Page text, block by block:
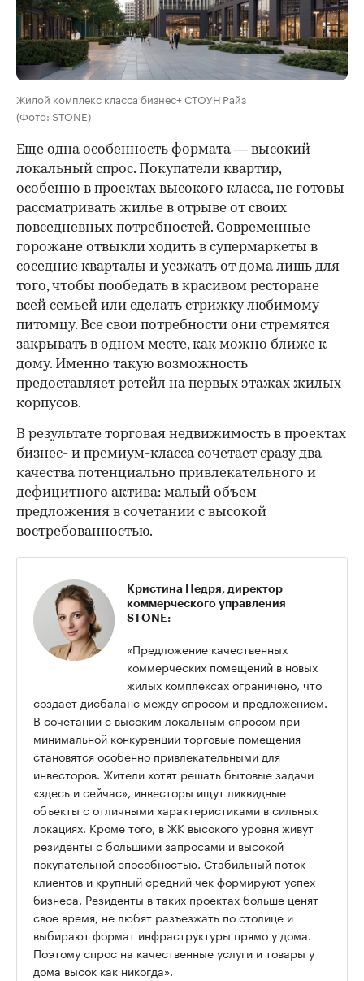
Жилой комплекс класса бизнес+ СТОУН Райз
(Фото: STONE)
Еще одна особенность формата — высокий
локальный спрос. Покупатели квартир,
особенно в проектах высокого класса, не готовы
рассматривать жилье в отрыве от своих
повседневных потребностей. Современные
горожане отвыкли ходить в супермаркеты в
соседние кварталы и уезжать от дома лишь для
того, чтобы пообедать в красивом ресторане
всей семьей или сделать стрижку любимому
питомцу. Все свои потребности они стремятся
закрывать в одном месте, как можно ближе к
дому. Именно такую возможность
предоставляет ретейл на первых этажах жилых
корпусов.
В результате торговая недвижимость в проектах
бизнес- и премиум-класса сочетает сразу два
качества потенциально привлекательного и
дефицитного актива: малый объем
предложения в сочетании с высокой
востребованностью.
Кристина Недря, директор
коммерческого управления
STONE:
«Предложение качественных
коммерческих помещений в новых
жилых комплексах ограничено, что
создает дисбаланс между спросом и предложением.
В сочетании с высоким локальным спросом при
минимальной конкуренции торговые помещения
становятся особенно привлекательными для
инвесторов. Жители хотят решать бытовые задачи
«здесь и сейчас», инвесторы ищут ликвидные
объекты с отличными характеристиками в сильных
локациях. Кроме того, в ЖК высокого уровня живут
резиденты с большими запросами и высокой
покупательной способностью. Стабильный поток
клиентов и крупный средний чек формируют успех
бизнеса. Резиденты в таких проектах больше ценят
свое время, не любят разъезжать по столице и
выбирают формат инфраструктуры прямо у дома.
Поэтому спрос на качественные услуги и товары у
дома высок как никогда».